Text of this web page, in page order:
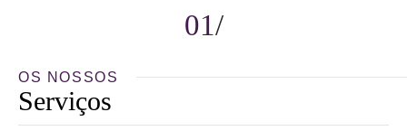
01
OS NOSSOS
Serviços